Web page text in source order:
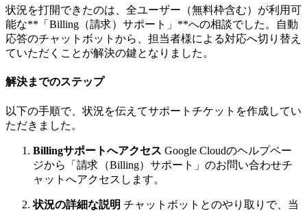
状況を打開できたのは、全ユーザー（無料枠含む）が利用可
能な**「Billing（請求）サポート」**への相談でした。自動
応答のチャットボットから、担当者様による対応へ切り替え
ていただくことが解決の鍵となりました。
解決までのステップ
以下の手順で、状況を伝えてサポートチケットを作成してい
ただきました。
Billingサポートへアクセス Google Cloudのヘルプペー
ジから「請求（Billing）サポート」のお問い合わせチ
ャットへアクセスします。
状況の詳細な説明 チャットボットとのやり取りで、当